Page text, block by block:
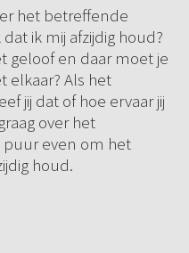
het betreffende
ik mij afzijdig houd?
geloof en daar moet je
Als het
jij dat of hoe ervaar jij
over het
puur even om het
houd.